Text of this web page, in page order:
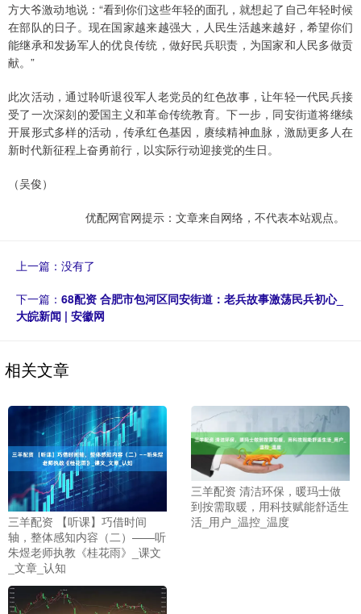
方大爷激动地说：“看到你们这些年轻的面孔，就想起了自己年轻时候
在部队的日子。现在国家越来越强大，人民生活越来越好，希望你们
能继承和发扬军人的优良传统，做好民兵职责，为国家和人民多做贡
献。”
此次活动，通过聆听退役军人老党员的红色故事，让年轻一代民兵接
受了一次深刻的爱国主义和革命传统教育。下一步，同安街道将继续
开展形式多样的活动，传承红色基因，赓续精神血脉，激励更多人在
新时代新征程上奋勇前行，以实际行动迎接党的生日。
（吴俊）
优配网官网提示：文章来自网络，不代表本站观点。
上一篇：没有了
下一篇： 68配资 合肥市包河区同安街道：老兵故事激荡民兵初心_
大皖新闻 | 安徽网
相关文章
三羊配资 【听课】巧借时间
轴，整体感知内容（二）——听
朱煜老师执教《桂花雨》_课文
_文章_认知
三羊配资 清洁环保，暖玛士做
到按需取暖，用科技赋能舒适生
活_用户_温控_温度